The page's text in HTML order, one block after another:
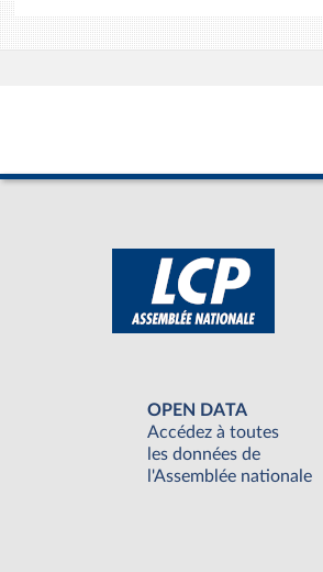
OPEN DATA
Accédez à toutes
les données de
l'Assemblée nationale